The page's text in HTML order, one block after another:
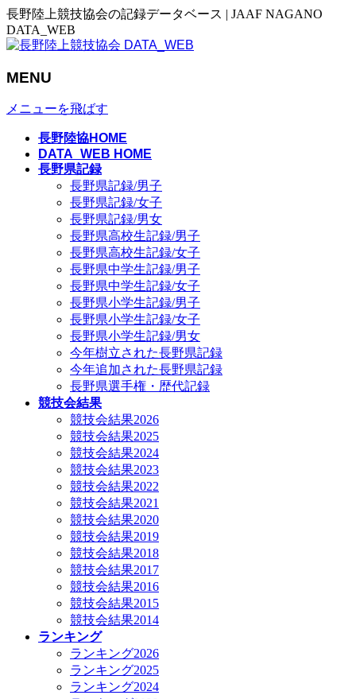
長野陸上競技協会の記録データベース | JAAF NAGANO
DATA_WEB
MENU
メニューを飛ばす
長野陸協HOME
DATA_WEB HOME
長野県記録
長野県記録/男子
長野県記録/女子
長野県記録/男女
長野県高校生記録/男子
長野県高校生記録/女子
長野県中学生記録/男子
長野県中学生記録/女子
長野県小学生記録/男子
長野県小学生記録/女子
長野県小学生記録/男女
今年樹立された長野県記録
今年追加された長野県記録
長野県選手権・歴代記録
競技会結果
競技会結果2026
競技会結果2025
競技会結果2024
競技会結果2023
競技会結果2022
競技会結果2021
競技会結果2020
競技会結果2019
競技会結果2018
競技会結果2017
競技会結果2016
競技会結果2015
競技会結果2014
ランキング
ランキング2026
ランキング2025
ランキング2024